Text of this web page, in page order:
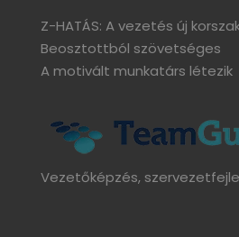
Z-HATÁS: A vezetés új
Beosztottból szövetséges
A motivált munkatárs létezik
Vezetőképzés,